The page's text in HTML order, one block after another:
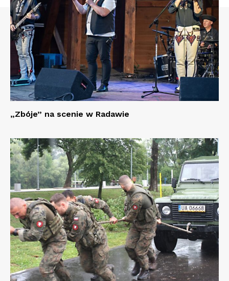
„Zbóje” na scenie w Radawie